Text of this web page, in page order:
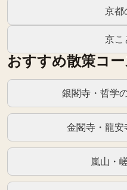
京都
京こ
おすすめ散策コー
銀閣寺・哲学
金閣寺・龍安
嵐山・